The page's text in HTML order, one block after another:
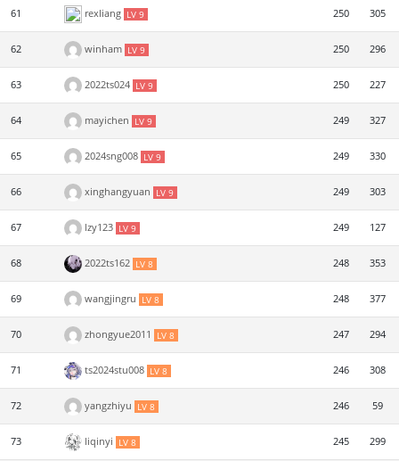
61 rexliang LV 9 250 305
62 winham LV 9 250 296
63 2022ts024 LV 9 250 227
64 mayichen LV 9 249 327
65 2024sng008 LV 9 249 330
66 xinghangyuan LV 9 249 303
67 lzy123 LV 9 249 127
68 2022ts162 LV 8 248 353
69 wangjingru LV 8 248 377
70 zhongyue2011 LV 8 247 294
71 ts2024stu008 LV 8 246 308
72 yangzhiyu LV 8 246 59
73 liqinyi LV 8 245 299